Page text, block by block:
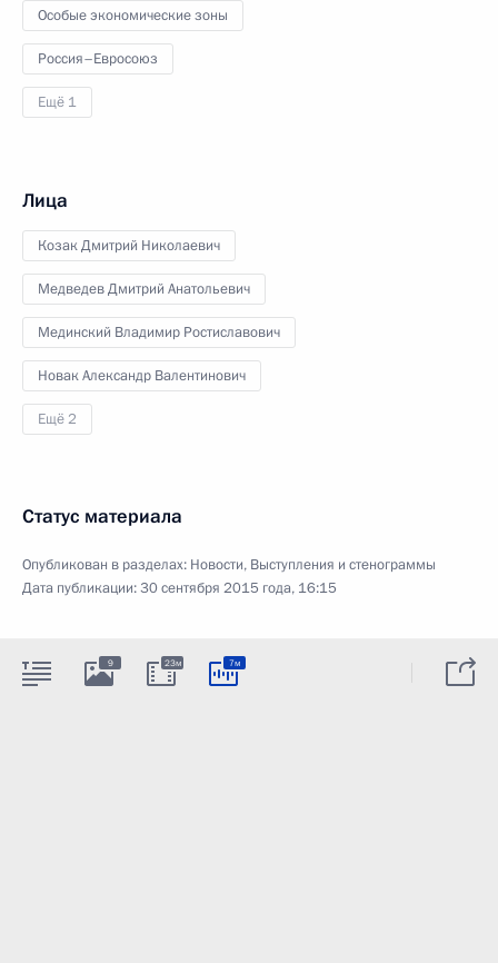
Особые экономические зоны
Россия–Евросоюз
Ещё 1
Лица
Козак Дмитрий Николаевич
Медведев Дмитрий Анатольевич
Мединский Владимир Ростиславович
Новак Александр Валентинович
Ещё 2
Статус материала
Опубликован в разделах: Новости, Выступления и стенограммы
Дата публикации:30 сентября 2015 года, 16:15
9 23м 7м